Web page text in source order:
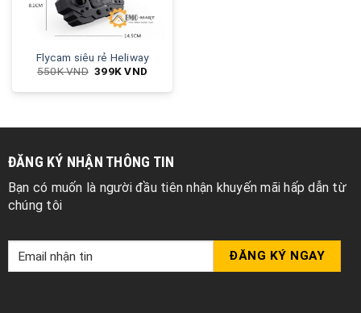
Flycam siêu rẻ Heliway
550KVND 399KVND
ĐĂNG KÝ NHẬN THÔNG TIN
Bạn có muốn là người đầu tiên nhận khuyến mãi hấp dẫn từ
chúng tôi